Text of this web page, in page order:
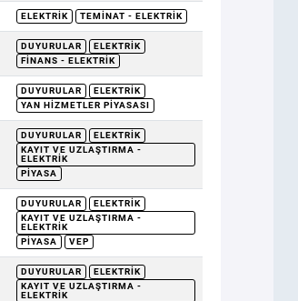
ELEKTRIK TEMINAT - ELEKTRIK
DUYURULAR
ELEKTRIK
FINANS - ELEKTRIK
DUYURULAR
ELEKTRIK
YAN HIZMETLER PIYASASI
DUYURULAR
ELEKTRIK
KAYIT VE UZLAŞTIRMA -
ELEKTRIK
PIYASA
DUYURULAR
ELEKTRIK
KAYIT VE UZLAŞTIRMA -
ELEKTRIK
PIYASA
VEP
DUYURULAR
ELEKTRIK
KAYIT VE UZLAŞTIRMA -
ELEKTRIK